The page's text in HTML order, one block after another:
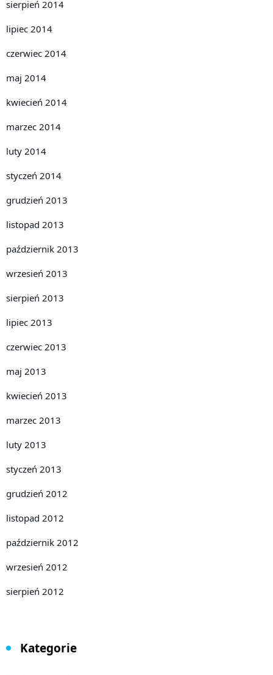
sierpień 2014
lipiec 2014
czerwiec 2014
maj 2014
kwiecień 2014
marzec 2014
luty 2014
styczeń 2014
grudzień 2013
listopad 2013
październik 2013
wrzesień 2013
sierpień 2013
lipiec 2013
czerwiec 2013
maj 2013
kwiecień 2013
marzec 2013
luty 2013
styczeń 2013
grudzień 2012
listopad 2012
październik 2012
wrzesień 2012
sierpień 2012
Kategorie